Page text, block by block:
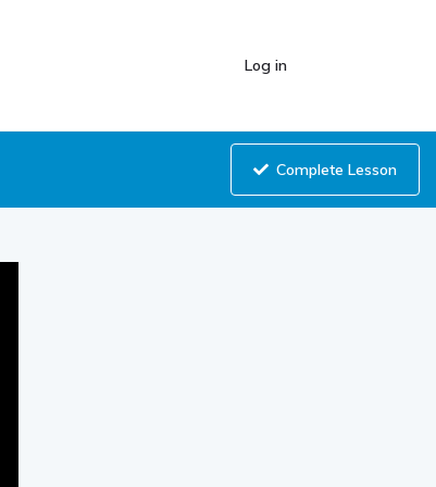
Log in
Complete Lesson